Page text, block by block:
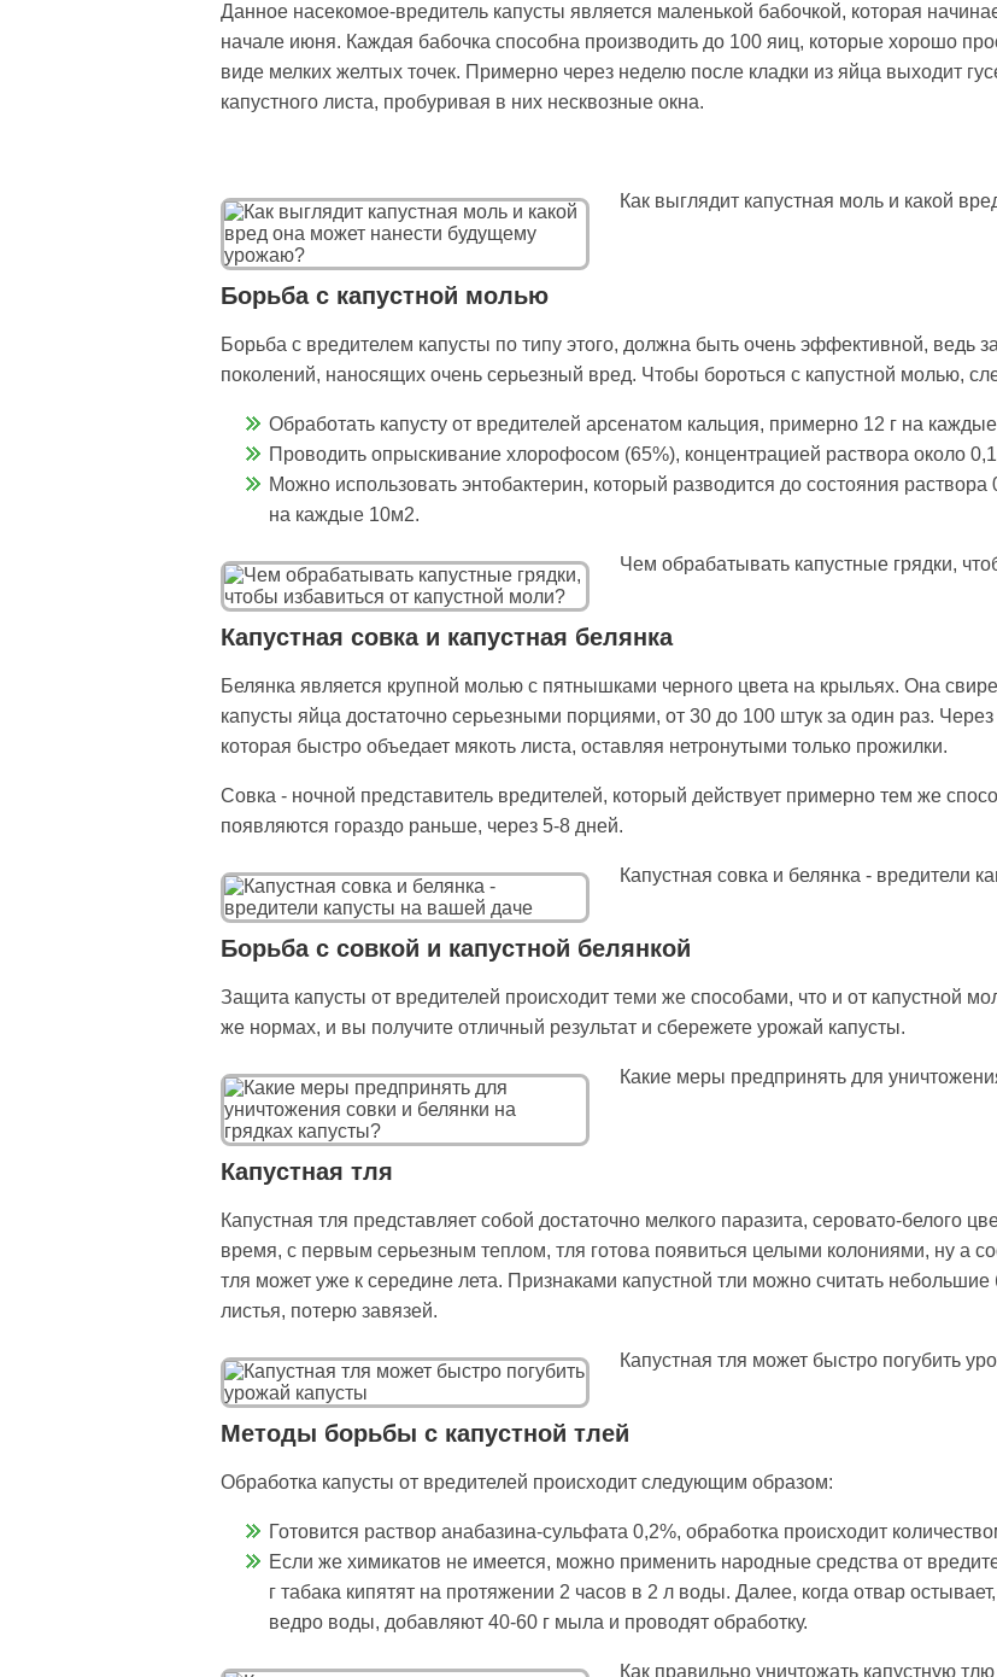
Данное насекомое-вредитель капусты является маленькой бабочкой, которая
начале июня. Каждая бабочка способна производить до 100 яиц, которые хорошо
виде мелких желтых точек. Примерно через неделю после кладки из яйца выходит
капустного листа, пробуривая в них несквозные окна.
Как выглядит капустная моль и какой
Борьба с капустной молью
Борьба с вредителем капусты по типу этого, должна быть очень эффективной, ведь
поколений, наносящих очень серьезный вред. Чтобы бороться с капустной молью,
Обработать капусту от вредителей арсенатом кальция, примерно 12 г на
Проводить опрыскивание хлорофосом (65%), концентрацией раствора около
Можно использовать энтобактерин, который разводится до состояния
на каждые 10м2.
Чем обрабатывать капустные грядки,
Капустная совка и капустная белянка
Белянка является крупной молью с пятнышками черного цвета на крыльях. Она
капусты яйца достаточно серьезными порциями, от 30 до 100 штук за один раз.
которая быстро объедает мякоть листа, оставляя нетронутыми только прожилки.
Совка - ночной представитель вредителей, который действует примерно тем же
появляются гораздо раньше, через 5-8 дней.
Капустная совка и белянка - вредители
Борьба с совкой и капустной белянкой
Защита капусты от вредителей происходит теми же способами, что и от капустной
же нормах, и вы получите отличный результат и сбережете урожай капусты.
Какие меры предпринять для
Капустная тля
Капустная тля представляет собой достаточно мелкого паразита, серовато-белого
время, с первым серьезным теплом, тля готова появиться целыми колониями, ну а
тля может уже к середине лета. Признаками капустной тли можно считать
листья, потерю завязей.
Капустная тля может быстро погубить
Методы борьбы с капустной тлей
Обработка капусты от вредителей происходит следующим образом:
Готовится раствор анабазина-сульфата 0,2%, обработка происходит
Если же химикатов не имеется, можно применить народные средства от
г табака кипятят на протяжении 2 часов в 2 л воды. Далее, когда отвар
ведро воды, добавляют 40-60 г мыла и проводят обработку.
Как правильно уничтожать капустную